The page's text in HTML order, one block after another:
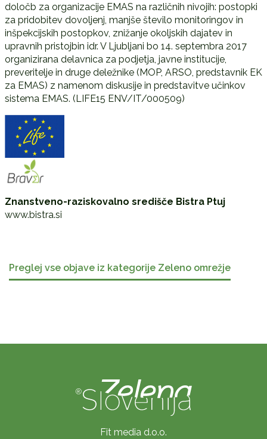
določb za organizacije EMAS na različnih nivojih: postopki
za pridobitev dovoljenj, manjše število monitoringov in
inšpekcijskih postopkov, znižanje okoljskih dajatev in
upravnih pristojbin idr. V Ljubljani bo 14. septembra 2017
organizirana delavnica za podjetja, javne institucije,
preveritelje in druge deležnike (MOP, ARSO, predstavnik EK
za EMAS) z namenom diskusije in predstavitve učinkov
sistema EMAS. (LIFE15 ENV/IT/000509)
Znanstveno-raziskovalno središče Bistra Ptuj
www.bistra.si
Preglej vse objave iz kategorije Zeleno omrežje
Fit media d.o.o.